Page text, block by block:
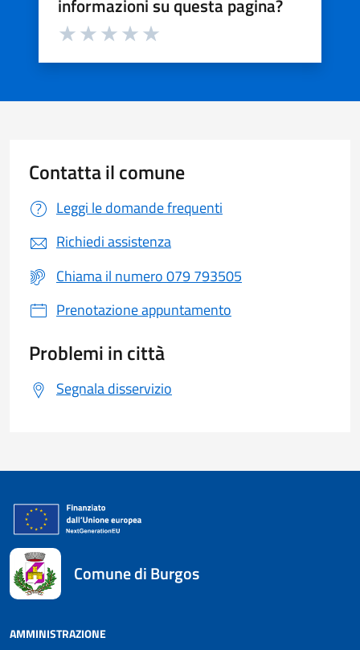
informazioni su questa pagina?
Valuta da 1 a 5 stelle la pagina
Contatta il comune
Leggi le domande frequenti
Richiedi assistenza
Chiama il numero 079 793505
Prenotazione appuntamento
Problemi in città
Segnala disservizio
Comune di Burgos
AMMINISTRAZIONE